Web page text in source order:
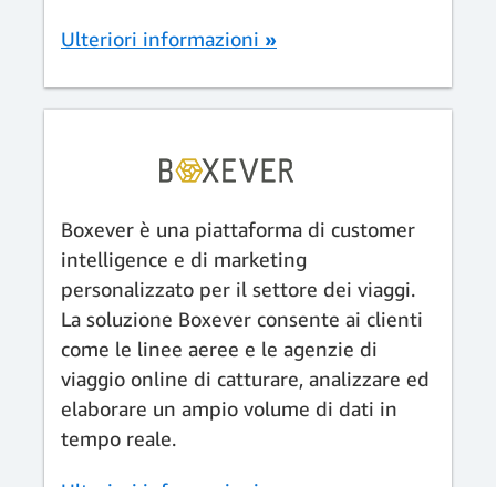
Ulteriori informazioni »
Boxever è una piattaforma di customer
intelligence e di marketing
personalizzato per il settore dei viaggi.
La soluzione Boxever consente ai clienti
come le linee aeree e le agenzie di
viaggio online di catturare, analizzare ed
elaborare un ampio volume di dati in
tempo reale.